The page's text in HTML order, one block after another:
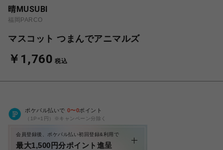
晴MUSUBI
福岡PARCO
マスコット つまんでアニマルズ
￥1,760 税込
ポケパル払いで 0〜0ポイント
（1P=1円）※キャンペーン分除く
会員登録後、ポケパル払い初回登録&利用で
最大1,500円分ポイント進呈